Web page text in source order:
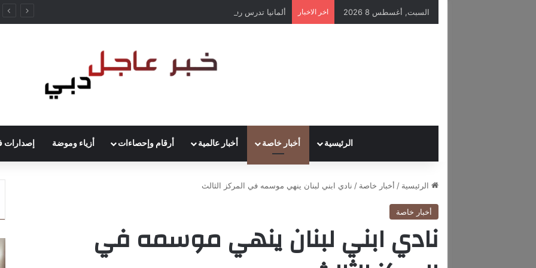
السبت, أغسطس 8 2026 اخر الاخبار
الرئيسية أخبار خاصة أخبار عالمية أرقام وإحصاءات أزياء وموضة إصدارات
الرئيسية / أخبار خاصة / نادي ابني لبنان ينهي موسمه في المركز الثالث
أخبار خاصة
نادي ابني لبنان ينهي موسمه في